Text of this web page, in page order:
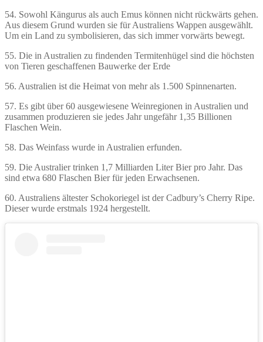
54. Sowohl Kängurus als auch Emus können nicht rückwärts gehen.
Aus diesem Grund wurden sie für Australiens Wappen ausgewählt.
Um ein Land zu symbolisieren, das sich immer vorwärts bewegt.
55. Die in Australien zu findenden Termitenhügel sind die höchsten
von Tieren geschaffenen Bauwerke der Erde
56. Australien ist die Heimat von mehr als 1.500 Spinnenarten.
57. Es gibt über 60 ausgewiesene Weinregionen in Australien und
zusammen produzieren sie jedes Jahr ungefähr 1,35 Billionen
Flaschen Wein.
58. Das Weinfass wurde in Australien erfunden.
59. Die Australier trinken 1,7 Milliarden Liter Bier pro Jahr. Das
sind etwa 680 Flaschen Bier für jeden Erwachsenen.
60. Australiens ältester Schokoriegel ist der Cadbury’s Cherry Ripe.
Dieser wurde erstmals 1924 hergestellt.